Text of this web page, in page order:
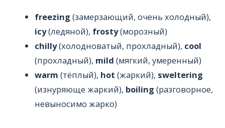
freezing (замерзающий, очень холодный),
icy(ледяной), frosty(морозный)
chilly(холодноватый, прохладный), cool
(прохладный), mild (мягкий, умеренный)
warm (тёплый), hot (жаркий), sweltering
(изнуряюще жаркий), boiling (разговорное,
невыносимо жарко)